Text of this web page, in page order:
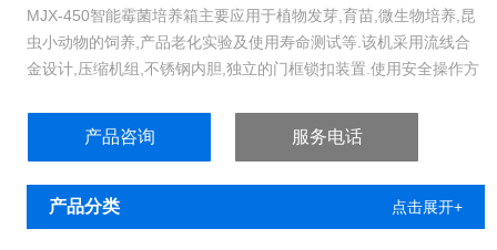
MJX-450智能霉菌培养箱主要应用于植物发芽,育苗,微生物培养,昆
虫小动物的饲养,产品老化实验及使用寿命测试等.该机采用流线合
金设计,压缩机组,不锈钢内胆,独立的门框锁扣装置.使用安全操作方
产品咨询 服务电话
产品分类 点击展开+